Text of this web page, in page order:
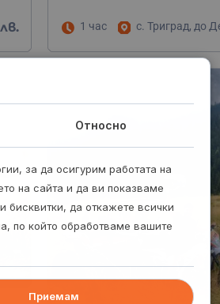
1 час с. Триград, до
Относно
за да осигурим работата на
на сайта и да ви показваме
да откажете всички
по който обработваме вашите
Приемам